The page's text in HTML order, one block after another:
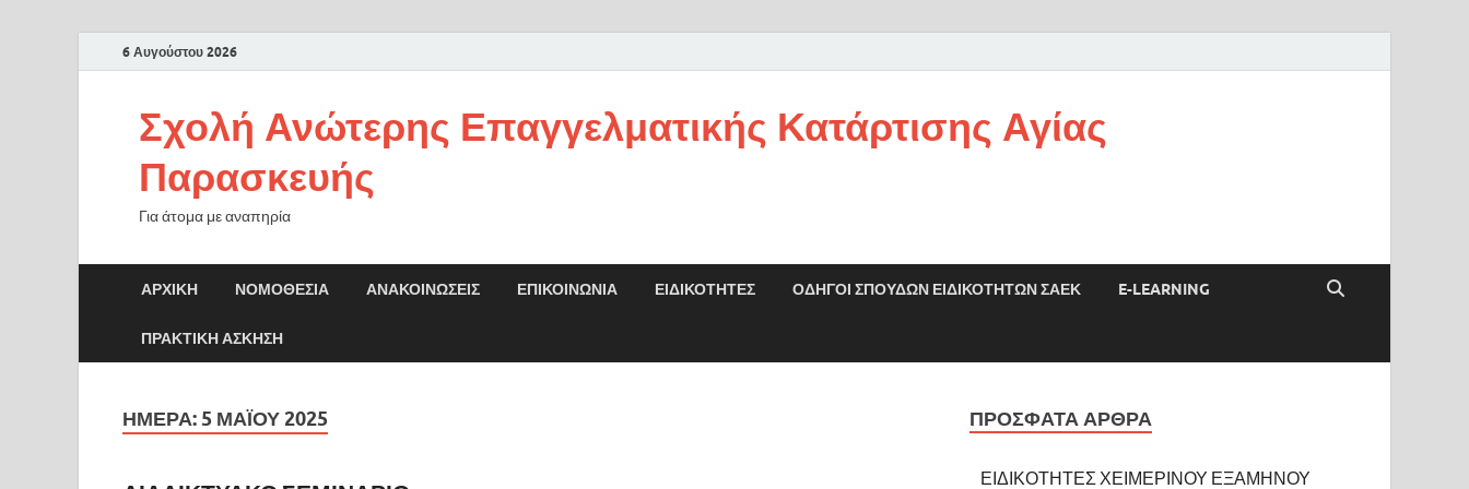
6 Αυγούστου 2026
Σχολή Ανώτερης Επαγγελματικής Κατάρτισης Αγίας
Παρασκευής
Για άτομα με αναπηρία
ΑΡΧΙΚΉ ΝΟΜΟΘΕΣΊΑ ΑΝΑΚΟΙΝΏΣΕΙΣ ΕΠΙΚΟΙΝΩΝΊΑ ΕΙΔΙΚΌΤΗΤΕΣ ΟΔΗΓΟΙ ΣΠΟΥΔΩΝ ΕΙΔΙΚΟΤΗΤΩΝ ΣΑΕΚ E-LEARNING
ΠΡΑΚΤΙΚΗ ΑΣΚΗΣΗ
ΗΜΈΡΑ: 5 ΜΑΪ́ΟΥ 2025 ΠΡΌΣΦΑΤΑ ΆΡΘΡΑ
ΕΙΔΙΚΟΤΗΤΕΣ ΧΕΙΜΕΡΙΝΟΥ ΕΞΑΜΗΝΟΥ